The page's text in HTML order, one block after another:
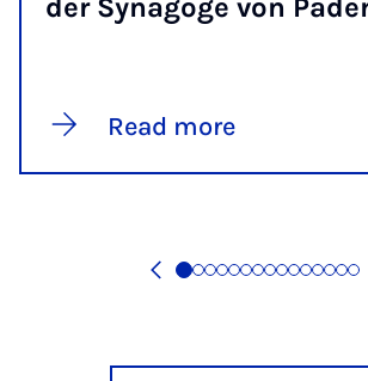
der Syn­agoge von
Read more